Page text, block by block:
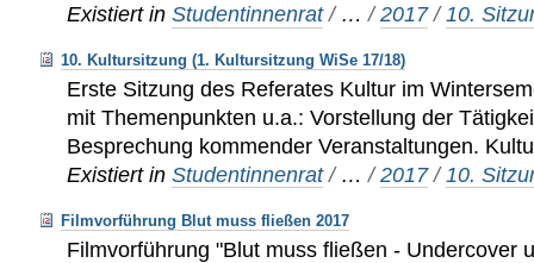
Existiert in Studentinnenrat / …/2017 /10.
10. Kultursitzung (1. Kultursitzung WiSe 17/18)
Erste Sitzung des Referates Kultur im
mit Themenpunkten u.a.: Vorstellung der
Besprechung kommender Veranstaltungen.
Existiert in Studentinnenrat / …/2017 /10.
Filmvorführung Blut muss fließen 2017
Filmvorführung "Blut muss fließen - Undercover